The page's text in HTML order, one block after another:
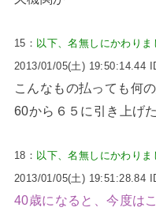
15： 以下、名無しにかわり
2013/01/05(土) 19:50:14.44
こんなもの払っても何
60から６５に引き上げ
18： 以下、名無しにかわり
2013/01/05(土) 19:51:28.84
40歳になると、今度は